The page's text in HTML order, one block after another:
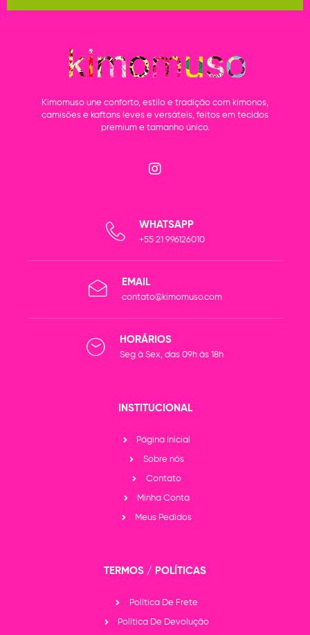
Kimomuso une conforto, estilo e tradição com kimonos,
camisões e kaftans leves e versáteis, feitos em tecidos
premium e tamanho único.
WHATSAPP
+55 21 996126010
EMAIL
contato@kimomuso.com
HORÁRIOS
Seg à Sex, das 09h às 18h
INSTITUCIONAL
Página Inicial
Sobre nós
Contato
Minha Conta
Meus Pedidos
TERMOS / POLÍTICAS
Política De Frete
Política De Devolução